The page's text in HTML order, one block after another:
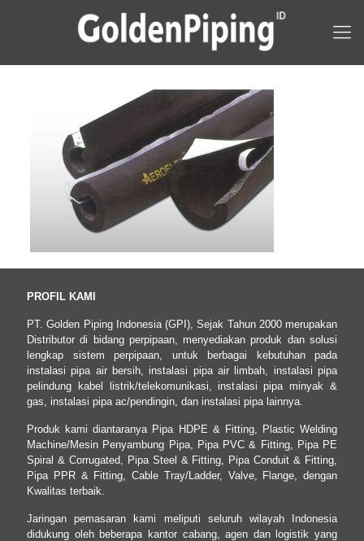
PROFIL KAMI
PT. Golden Piping Indonesia (GPI), Sejak Tahun 2000 merupakan
Distributor di bidang perpipaan, menyediakan produk dan solusi
lengkap sistem perpipaan, untuk berbagai kebutuhan pada
instalasi pipa air bersih, instalasi pipa air limbah, instalasi pipa
pelindung kabel listrik/telekomunikasi, instalasi pipa minyak &
gas, instalasi pipa ac/pendingin, dan instalasi pipa lainnya.
Produk kami diantaranya Pipa HDPE & Fitting, Plastic Welding
Machine/Mesin Penyambung Pipa, Pipa PVC & Fitting, Pipa PE
Spiral & Corrugated, Pipa Steel & Fitting, Pipa Conduit & Fitting,
Pipa PPR & Fitting, Cable Tray/Ladder, Valve, Flange, dengan
Kwalitas terbaik.
Jaringan pemasaran kami meliputi seluruh wilayah Indonesia
didukung oleh beberapa kantor cabang, agen dan logistik yang